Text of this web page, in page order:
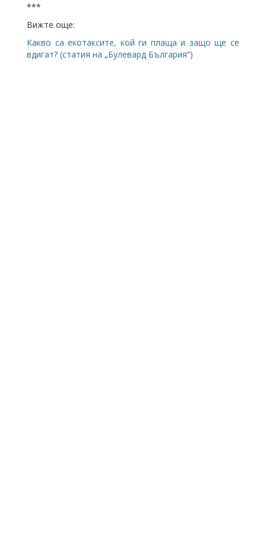
***
Вижте още:
Какво са екотаксите, кой ги плаща и защо ще се
вдигат? (статия на „Булевард България“)